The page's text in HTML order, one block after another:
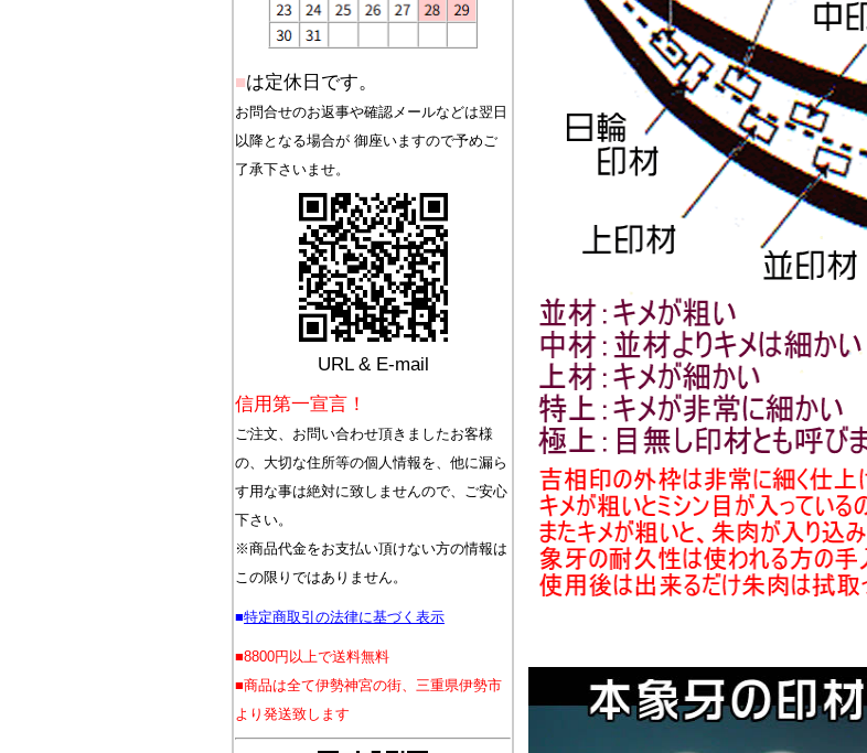
■は定休日です。
お問合せのお返事や確認メールなどは翌日
以降となる場合が 御座いますので予めご
了承下さいませ。
URL & E-mail
信用第一宣言！
ご注文、お問い合わせ頂きましたお客様
の、大切な住所等の個人情報を、他に漏ら
す用な事は絶対に致しませんので、ご安心
下さい。
※商品代金をお支払い頂けない方の情報は
この限りではありません。
■特定商取引の法律に基づく表示
■8800円以上で送料無料
■商品は全て伊勢神宮の街、三重県伊勢市
より発送致します